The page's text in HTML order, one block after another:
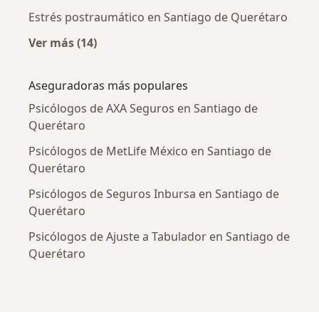
Estrés postraumático en Santiago de Querétaro
Ver más (14)
Aseguradoras más populares
Psicólogos de AXA Seguros en Santiago de
Querétaro
Psicólogos de MetLife México en Santiago de
Querétaro
Psicólogos de Seguros Inbursa en Santiago de
Querétaro
Psicólogos de Ajuste a Tabulador en Santiago de
Querétaro